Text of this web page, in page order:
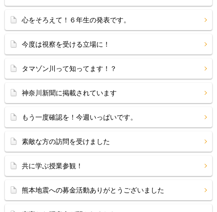
心をそろえて！６年生の発表です。
今度は視察を受ける立場に！
タマゾン川って知ってます！？
神奈川新聞に掲載されています
もう一度確認を！今週いっぱいです。
素敵な方の訪問を受けました
共に学ぶ授業参観！
熊本地震への募金活動ありがとうございました